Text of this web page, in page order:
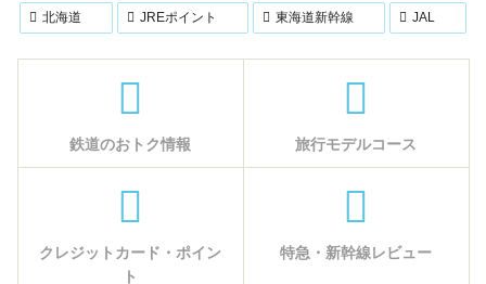
北海道 JREポイント 東海道新幹線 JAL
鉄道のおトク情報 旅行モデルコース
クレジットカード・ポイン
ト
特急・新幹線レビュー